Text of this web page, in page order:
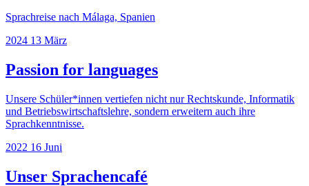
Sprachreise nach Málaga, Spanien
2024 13 März
Passion for languages
Unsere Schüler*innen vertiefen nicht nur Rechtskunde, Informatik
und Betriebswirtschaftslehre, sondern erweitern auch ihre
Sprachkenntnisse.
2022 16 Juni
Unser Sprachencafé